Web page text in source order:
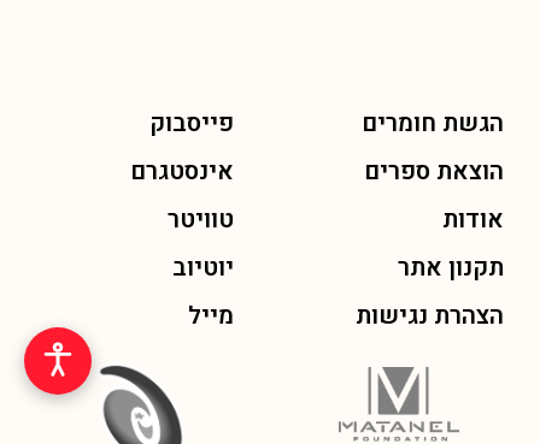
הגשת חומרים
הוצאת ספרים
אודות
תקנון אתר
הצהרת נגישות
פייסבוק
אינסטגרם
טוויטר
יוטיוב
מייל